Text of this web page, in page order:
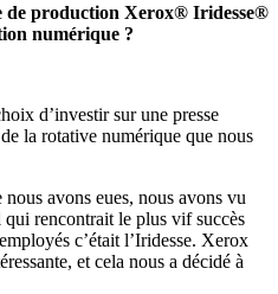
de production Xerox® Iridesse®
numérique ?
d’investir sur une presse
la rotative numérique que nous
avons eues, nous avons vu
qui rencontrait le plus vif succès
c’était l’Iridesse. Xerox
et cela nous a décidé à